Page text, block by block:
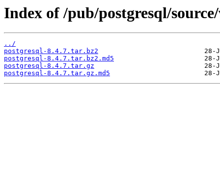
Index of /pub/postgresql/
../
postgresql-8.4.7.tar.bz2
postgresql-8.4.7.tar.bz2.md5
postgresql-8.4.7.tar.gz
postgresql-8.4.7.tar.gz.md5